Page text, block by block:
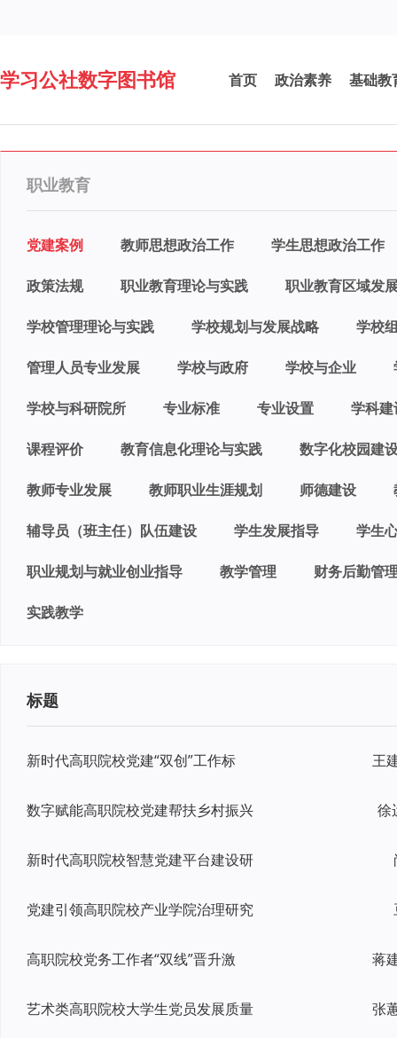
学习公社数字图书馆 首页 政治素养 基础教
职业教育
党建案例 教师思想政治工作 学生思想政治工作
政策法规 职业教育理论与实践 职业教育区域发
学校管理理论与实践 学校规划与发展战略 学校
管理人员专业发展 学校与政府 学校与企业
学校与科研院所 专业标准 专业设置 学科
课程评价 教育信息化理论与实践 数字化校园建
教师专业发展 教师职业生涯规划 师德建设
辅导员（班主任）队伍建设 学生发展指导 学生
职业规划与就业创业指导 教学管理 财务后勤管
实践教学
标题
新时代高职院校党建“双创”工作标
数字赋能高职院校党建帮扶乡村振兴 徐
新时代高职院校智慧党建平台建设研
党建引领高职院校产业学院治理研究
高职院校党务工作者“双线”晋升激
艺术类高职院校大学生党员发展质量